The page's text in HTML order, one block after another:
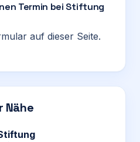
Termin bei Stiftung
auf dieser Seite.
Nähe